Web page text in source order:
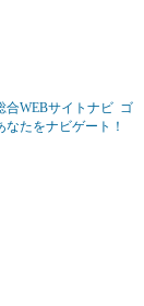
合WEBサイトナビ ゴ
なたをナビゲート！